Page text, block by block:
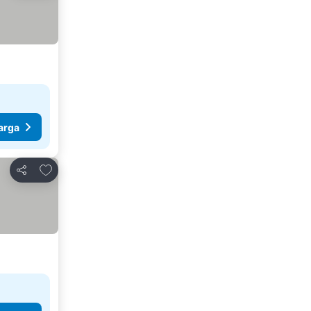
Kongsi
Tambah ke favorit